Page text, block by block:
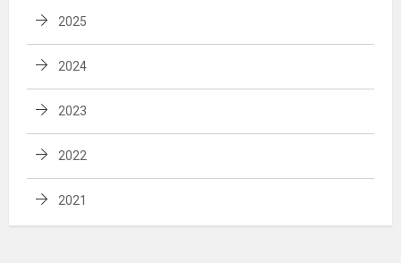
2025
2024
2023
2022
2021